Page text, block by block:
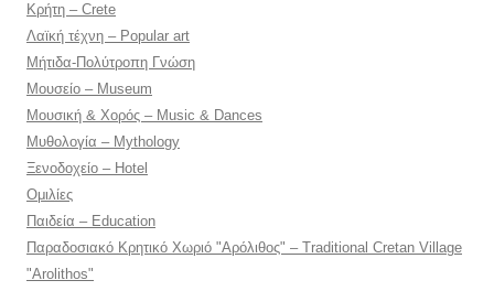
Κρήτη – Crete
Λαϊκή τέχνη – Popular art
Μήτιδα-Πολύτροπη Γνώση
Μουσείο – Museum
Μουσική & Χορός – Music & Dances
Μυθολογία – Mythology
Ξενοδοχείο – Hotel
Ομιλίες
Παιδεία – Education
Παραδοσιακό Κρητικό Χωριό "Αρόλιθος" – Traditional Cretan Village
"Arolithos"